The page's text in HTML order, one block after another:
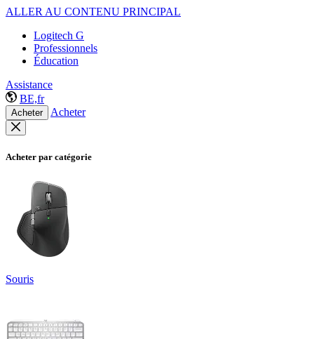
ALLER AU CONTENU PRINCIPAL
Logitech G
Professionnels
Éducation
Assistance
BE,fr
Acheter Acheter
Acheter par catégorie
Souris